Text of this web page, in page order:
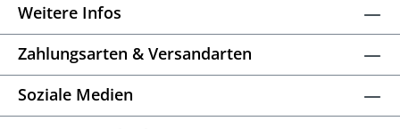
Weitere Infos
Zahlungsarten & Versandarten
Soziale Medien